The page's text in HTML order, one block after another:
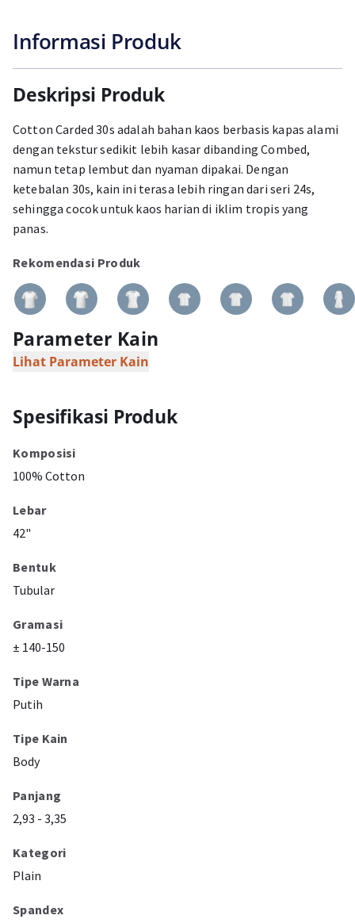
Informasi Produk
Deskripsi Produk
Cotton Carded 30s adalah bahan kaos berbasis kapas alami
dengan tekstur sedikit lebih kasar dibanding Combed,
namun tetap lembut dan nyaman dipakai. Dengan
ketebalan 30s, kain ini terasa lebih ringan dari seri 24s,
sehingga cocok untuk kaos harian di iklim tropis yang
panas.
Rekomendasi Produk
Parameter Kain
Lihat Parameter Kain
Spesifikasi Produk
Komposisi
100% Cotton
Lebar
42"
Bentuk
Tubular
Gramasi
± 140-150
Tipe Warna
Putih
Tipe Kain
Body
Panjang
2,93 - 3,35
Kategori
Plain
Spandex